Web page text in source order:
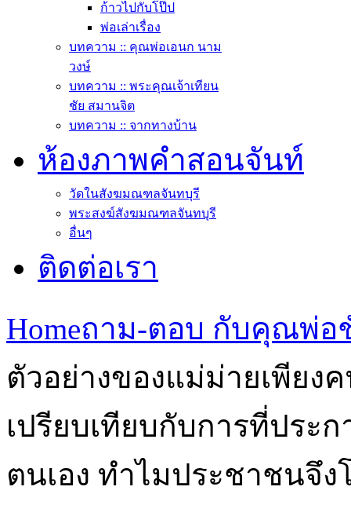
ก้าวไปกับโป๊ป
พ่อเล่าเรื่อง
บทความ :: คุณพ่อเอนก นาม
วงษ์
บทความ :: พระคุณเจ้าเทียน
ชัย สมานจิต
บทความ :: จากทางบ้าน
ห้องภาพคำสอนจันท์
วัดในสังฆมณฑลจันทบุรี
พระสงฆ์สังฆมณฑลจันทบุรี
อื่นๆ
ติดต่อเรา
Homeถาม-ตอบ กับคุณพ่อ
ตัวอย่างของแม่ม่ายเพียง
เปรียบเทียบกับการที่ประ
ตนเอง ทำไมประชาชนจึง